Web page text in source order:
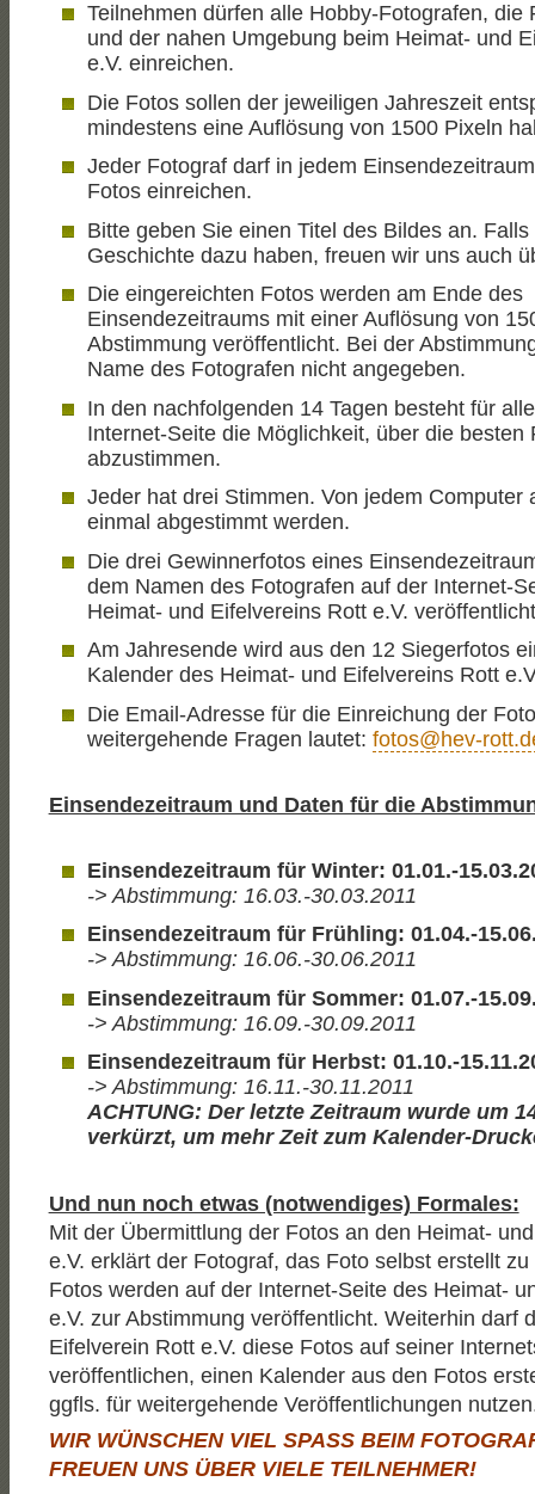
Teilnehmen dürfen alle Hobby-Fotografen, die
und der nahen Umgebung beim Heimat- und
e.V. einreichen.
Die Fotos sollen der jeweiligen Jahreszeit
mindestens eine Auflösung von 1500 Pixeln
Jeder Fotograf darf in jedem
Fotos einreichen.
Bitte geben Sie einen Titel des Bildes an.
Geschichte dazu haben, freuen wir uns auch
Die eingereichten Fotos werden am Ende des
Einsendezeitraums mit einer Auflösung von
Abstimmung veröffentlicht. Bei der
Name des Fotografen nicht angegeben.
In den nachfolgenden 14 Tagen besteht für
Internet-Seite die Möglichkeit, über die besten
abzustimmen.
Jeder hat drei Stimmen. Von jedem Computer
einmal abgestimmt werden.
Die drei Gewinnerfotos eines
dem Namen des Fotografen auf der Internet-
Heimat- und Eifelvereins Rott e.V.
Am Jahresende wird aus den 12 Siegerfotos
Kalender des Heimat- und Eifelvereins Rott
Die Email-Adresse für die Einreichung der
weitergehende Fragen lautet:fotos@hev-
Einsendezeitraum und Daten für die
Einsendezeitraum für Winter: 01.01.-
-> Abstimmung: 16.03.-30.03.2011
Einsendezeitraumfür Frühling: 01.04.-
-> Abstimmung: 16.06.-30.06.2011
EinsendezeitraumfürSommer: 01.07.-
-> Abstimmung: 16.09.-30.09.2011
Einsendezeitraumfür Herbst: 01.10.-
-> Abstimmung: 16.11.-30.11.2011
ACHTUNG: Der letzte Zeitraum wurde um
verkürzt, um mehr Zeit zum Kalender-
Und nun noch etwas (notwendiges) Formales:
Mit der Übermittlung der Fotos an den Heimat-
e.V. erklärt der Fotograf, das Foto selbst erstellt
Fotos werden auf der Internet-Seite des Heimat-
e.V. zur Abstimmung veröffentlicht. Weiterhin darf
Eifelverein Rott e.V. diese Fotos auf seiner
veröffentlichen, einen Kalender aus den Fotos
ggfls. für weitergehende Veröffentlichungen
WIR WÜNSCHEN VIEL SPASS BEIM
FREUEN UNS ÜBER VIELE TEILNEHMER!